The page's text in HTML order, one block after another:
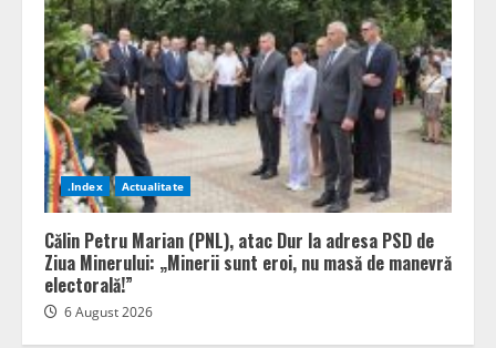
.Index Actualitate
Călin Petru Marian (PNL), atac Dur la adresa PSD de
Ziua Minerului: „Minerii sunt eroi, nu masă de manevră
electorală!”
6 August 2026